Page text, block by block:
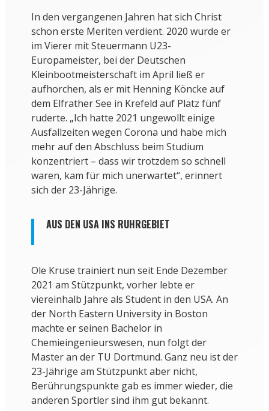
In den vergangenen Jahren hat sich Christ
schon erste Meriten verdient. 2020 wurde er
im Vierer mit Steuermann U23-
Europameister, bei der Deutschen
Kleinbootmeisterschaft im April ließ er
aufhorchen, als er mit Henning Köncke auf
dem Elfrather See in Krefeld auf Platz fünf
ruderte. „Ich hatte 2021 ungewollt einige
Ausfallzeiten wegen Corona und habe mich
mehr auf den Abschluss beim Studium
konzentriert – dass wir trotzdem so schnell
waren, kam für mich unerwartet“, erinnert
sich der 23-Jährige.
AUS DEN USA INS RUHRGEBIET
Ole Kruse trainiert nun seit Ende Dezember
2021 am Stützpunkt, vorher lebte er
viereinhalb Jahre als Student in den USA. An
der North Eastern University in Boston
machte er seinen Bachelor in
Chemieingenieurswesen, nun folgt der
Master an der TU Dortmund. Ganz neu ist der
23-Jährige am Stützpunkt aber nicht,
Berührungspunkte gab es immer wieder, die
anderen Sportler sind ihm gut bekannt.